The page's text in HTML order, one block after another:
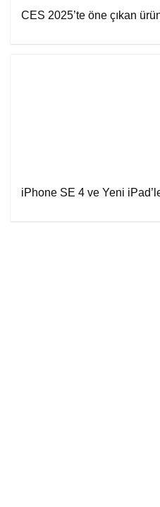
CES 2025’te öne çıkan
iPhone SE 4 ve Yeni